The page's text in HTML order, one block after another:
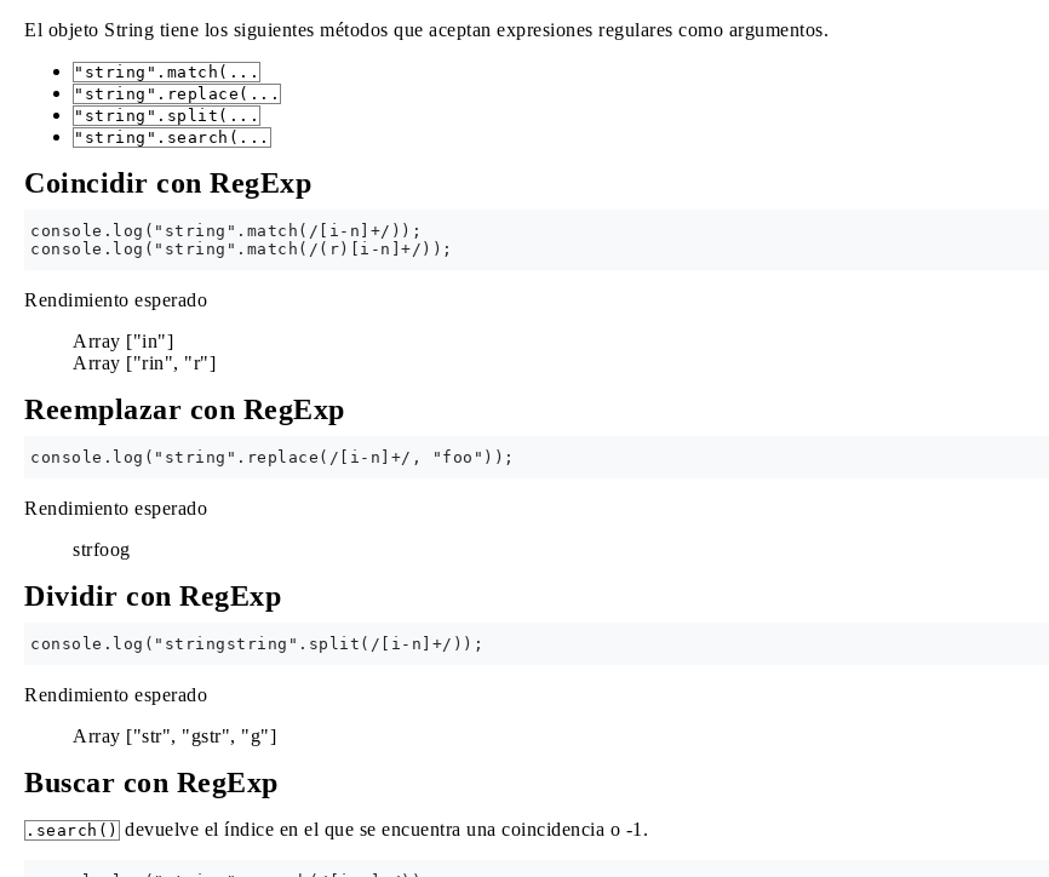
El objeto String tiene los siguientes métodos que aceptan expresiones regulares como argumentos.
"string".match(...
"string".replace(...
"string".split(...
"string".search(...
Coincidir con RegExp
console.log("string".match(/[i-n]+/));
Rendimiento esperado
Array ["in"]
Array ["rin", "r"]
Reemplazar con RegExp
Rendimiento esperado
strfoog
Dividir con RegExp
Rendimiento esperado
Array ["str", "gstr", "g"]
Buscar con RegExp
.search() devuelve el índice en el que se encuentra una coincidencia o -1.